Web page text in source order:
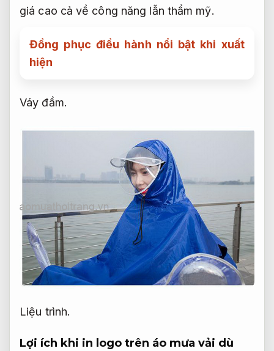
giá cao cả về công năng lẫn thẩm mỹ.
Đồng phục điều hành nổi bật khi xuất
hiện
Váy đầm.
Liệu trình.
Lợi ích khi in logo trên áo mưa vải dù